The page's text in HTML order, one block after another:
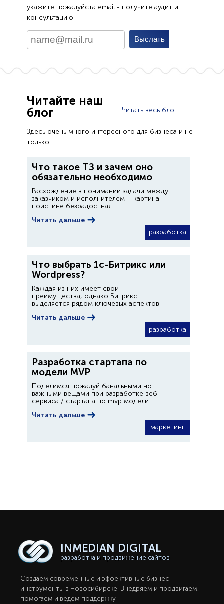
укажите пожалуйста email - получите аудит и
консультацию
Читать весь блог
Читайте наш
блог
Здесь очень много интересного для бизнеса и не
только
Что такое ТЗ и зачем оно
обязательно необходимо
Расхождение в понимании задачи между
заказчиком и исполнителем – картина
поистине безрадостная.
Читать дальше
разработка
Что выбрать 1с-Битрикс или
Wordpress?
Каждая из них имеет свои
преимущества, однако Битрикс
выделяется рядом ключевых аспектов.
Читать дальше
разработка
Разработка стартапа по
модели MVP
Поделимся пожалуй банальными но
важными вещами при разработке веб
сервиса / стартапа по mvp модели.
Читать дальше
маркетинг
INMEDIAN DIGITAL
разработка и продвижение сайтов
Создаем современные и эффективные бизнес
инструменты в Новосибирcке. Внедряем и продвигаем,
помогаем и ведем поддержку.